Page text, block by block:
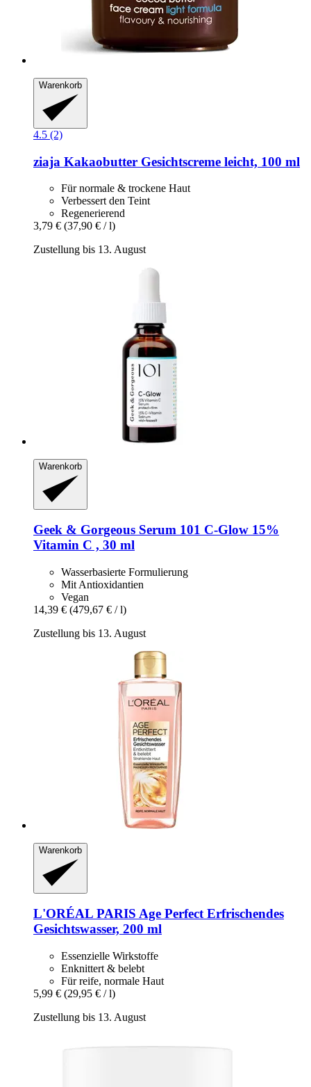
Warenkorb
4.5 (2)
ziaja Kakaobutter Gesichtscreme leicht, 100 ml
Für normale & trockene Haut
Verbessert den Teint
Regenerierend
3,79 € (37,90 € / l)
Zustellung bis 13. August
Warenkorb
Geek & Gorgeous Serum 101 C-​Glow 15%
Vitamin C , 30 ml
Wasserbasierte Formulierung
Mit Antioxidantien
Vegan
14,39 € (479,67 € / l)
Zustellung bis 13. August
Warenkorb
L'ORÉAL PARIS Age Perfect Erfrischendes
Gesichtswasser, 200 ml
Essenzielle Wirkstoffe
Enknittert & belebt
Für reife, normale Haut
5,99 € (29,95 € / l)
Zustellung bis 13. August